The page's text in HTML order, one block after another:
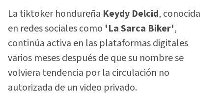
La tiktoker hondureña Keydy Delcid, conocida
en redes sociales como 'La Sarca Biker',
continúa activa en las plataformas digitales
varios meses después de que su nombre se
volviera tendencia por la circulación no
autorizada de un video privado.